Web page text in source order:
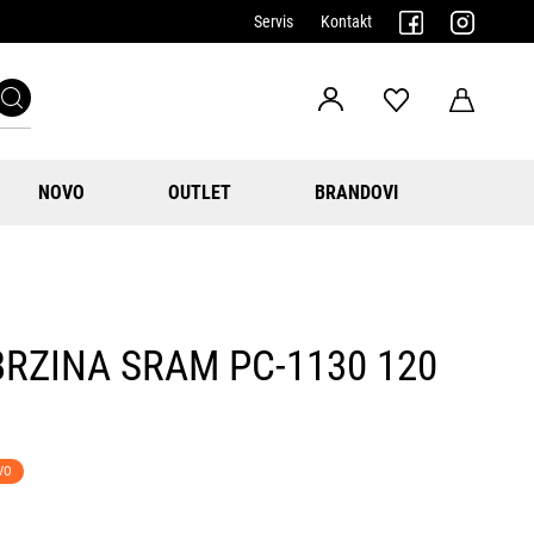
Servis Kontakt
NOVO OUTLET BRANDOVI
SRAM PC-1130 120